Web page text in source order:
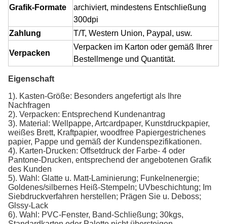
Grafik-Formate
archiviert, mindestens Entschließung
300dpi
Zahlung
T/T, Western Union, Paypal, usw.
Verpacken
Verpacken im Karton oder gemäß Ihrer
Bestellmenge und Quantität.
Eigenschaft
1). Kasten-Größe: Besonders angefertigt als Ihre
Nachfragen
2). Verpacken: Entsprechend Kundenantrag
3). Material: Wellpappe, Artcardpaper, Kunstdruckpapier,
weißes Brett, Kraftpapier, woodfree Papiergestrichenes
papier, Pappe und gemäß der Kundenspezifikationen.
4). Karten-Drucken: Offsetdruck der Farbe- 4 oder
Pantone-Drucken, entsprechend der angebotenen Grafik
des Kunden
5). Wahl: Glatte u. Matt-Laminierung; Funkelnenergie;
Goldenes/silbernes Heiß-Stempeln; UVbeschichtung; Im
Siebdruckverfahren herstellen; Prägen Sie u. Deboss;
Glssy-Lack
6). Wahl: PVC-Fenster, Band-Schließung; 30kgs,